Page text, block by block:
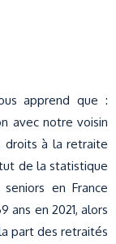
apprend que :
avec notre voisin
droits à la retraite
de la statistique
en France
ans en 2021, alors
part des retraités